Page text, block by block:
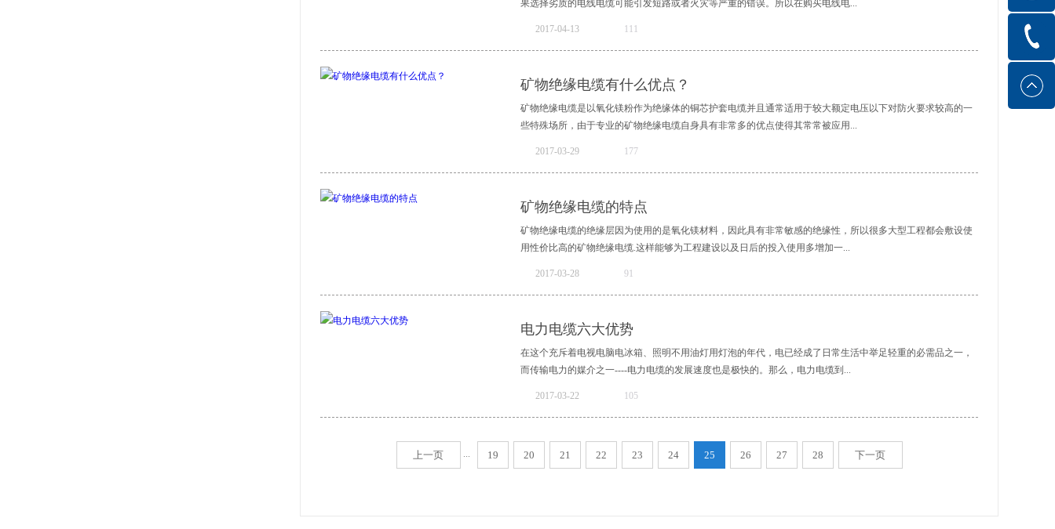
好也将其敷设成“S”形状， 以减少温差说造成的伸缩影响。5、在矿物绝缘电缆敷设的过程中，要注意固定之间
在敷设矿物绝缘电缆的时候需要注意的一些问题。由于电缆的敷设质量直接关系到以后的使用安全性，所以大
家除了要找信誉好的矿物绝缘电缆施工单位以外还要注意在敷设的时候进行...
果选择劣质的电线电缆可能引发短路或者火灾等严重的错误。所以在购买电线电...
电缆标签印刷字样，一般来说国内专业的电线电缆厂家对标签和绝缘外皮上的文字印刷是非常注重的，如果有
错别字或者印刷深浅不一且字样模糊就需要好好注意了。专业的电线电缆厂家给到的第二条经验是划外皮，在
识别电线电缆时可以使用指甲划或者掐绝缘外皮，能够划下或者掐下一块的一般是劣质线。专业的电线电缆厂
产品质量的电线电缆厂家线芯常用铜和铝，颜色偏暗而且光泽轻。如果颜色灰暗且没有金属光泽那么这种电线
定就需要仔细测量线的内径和外径，如果已经超过允许误差范围那么就是劣质线。通过以上五条的检测基本就
可以将劣质线的可能完全排除，电线电缆的质量直接关系到家庭或者工厂的用电安全...
2017-04-13 111
矿物绝缘电缆有什么优点？
矿物绝缘电缆是以氧化镁粉作为绝缘体的铜芯护套电缆并且通常适用于较大额定电压以下对防火要求较高的一
些特殊场所，由于专业的矿物绝缘电缆自身具有非常多的优点使得其常常被应用...
普通电缆所不具备的优点。矿物绝缘电缆相较与传统电缆具有更强的阻燃性。含有铜、氧化镁的矿物绝缘电缆
既不助燃而自身也不燃烧，专业的矿物绝缘电缆在靠近明火的条件下仍然可以运作而不受影响，因此矿物绝缘
电缆相较传统电缆更为安全。铜、氧化镁均属于防火性能较高的物质材料，而铜、氧化镁包含在矿物绝缘电缆
寿命长。无机材料具有较好的化学稳定性和物理耐火性从而使得以其作为原材料的矿物绝缘电缆在一些较为恶
缆进行更换。矿物绝缘电缆具备以上诸多的优点因此使得矿物绝缘电缆的市场需求也越来越大。优质的矿物绝
缘电缆不仅可以满足多种环境的使用需求，而且不易损坏的矿物绝缘电缆还具有持久...
2017-03-29 177
矿物绝缘电缆的特点
矿物绝缘电缆的绝缘层因为使用的是氧化镁材料，因此具有非常敏感的绝缘性，所以很多大型工程都会敷设使
用性价比高的矿物绝缘电缆.这样能够为工程建设以及日后的投入使用多增加一...
且，绝缘电缆中使用的是铜护套，铜的熔点温度非常高，所以能够在发生意外灾害的情况下也可以确保在高温
环境中保持良好的导电性。2、耐弯折性强通常情况下，电缆会根据布线需求而进行走线，因此在布线的过程
中会遇到各种角度，而矿物绝缘电缆由于使用的是无机材料，拥有非常好的韧性，所以无论在被弯折成什么角
有具有腐蚀性气体的排放，所以必须要求电缆具有较强的耐腐蚀性。而矿物绝缘电缆则能够完全满足，因为其
是矿物绝缘电缆的几个主要特点。无论是企业工厂还是其他的应用工程，辐射电缆时首要考虑的问题，除了导
电特性以外，就是要具备以上这些特点，因此这些特点是能够确保建筑的用电安全，...
2017-03-28 91
电力电缆六大优势
在这个充斥着电视电脑电冰箱、照明不用油灯用灯泡的年代，电已经成了日常生活中举足轻重的必需品之一，
而传输电力的媒介之一----电力电缆的发展速度也是极快的。那么，电力电缆到...
空的各种电线杂乱无章，不仅影响视觉效果也占用了不少空间，而电力电缆因其线间绝缘距离比较小，不用搭
立电线杆，可以埋在土壤、在隧道或者室内铺设等，可以节省很多空间，也不会破坏所到之处的风貌景色。2.
2017-03-22 105
上一页 ... 19 20 21 22 23 24 25 26 27 28 下一页